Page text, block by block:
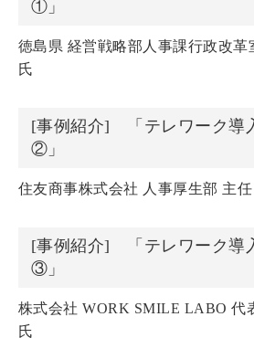
①」
徳島県 経営戦略部人事課行政改
氏
[事例紹介] 「テレワーク導
②」
住友商事株式会社 人事厚生部 主
[事例紹介] 「テレワーク導
③」
株式会社 WORK SMILE LABO
氏